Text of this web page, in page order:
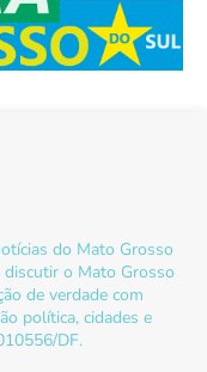
do Mato Grosso
o Mato Grosso
de verdade com
política, cidades e
DF.